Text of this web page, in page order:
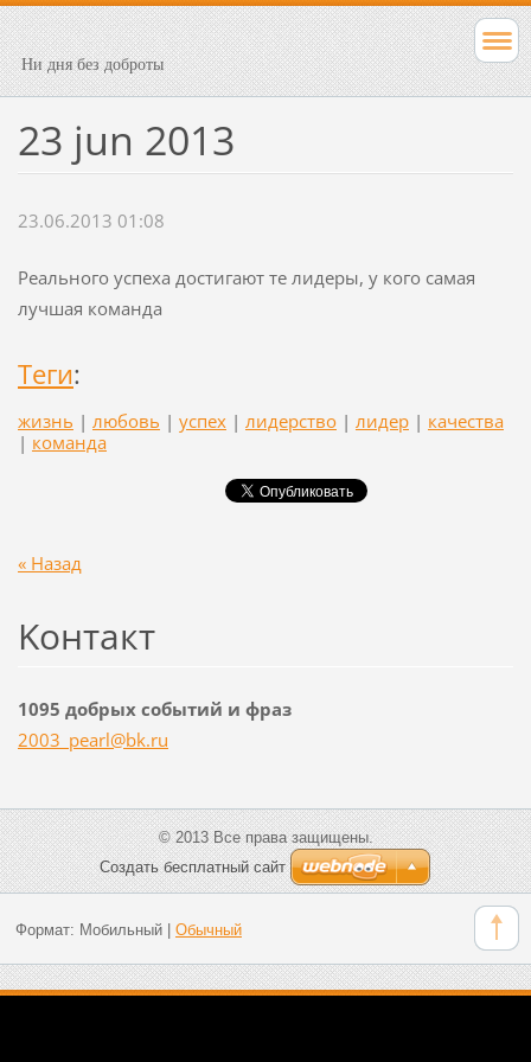
Ни дня без доброты
23 jun 2013
23.06.2013 01:08
Реального успеха достигают те лидеры, у кого самая
лучшая команда
Теги:
жизнь | любовь | успех | лидерство | лидер | качества
| команда
« Назад
Koнтакт
1095 добрых событий и фраз
2003_pearl@bk.ru
© 2013 Все права защищены.
Создать бесплатный сайт
Формат: Мобильный| Обычный